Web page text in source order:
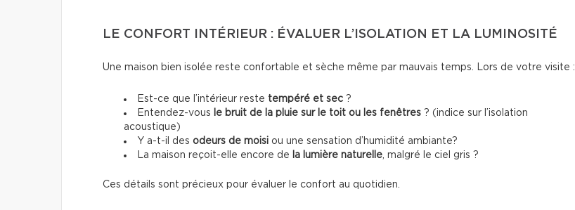
LE CONFORT INTÉRIEUR : ÉVALUER L’ISOLATION ET LA LUMINOSITÉ
Une maison bien isolée reste confortable et sèche même par mauvais temps. Lors de votre visite :
Est-ce que l’intérieur reste tempéré et sec ?
Entendez-vous
le bruit de la pluie sur le toit ou les fenêtres ? (indice sur l’isolation
acoustique)
Y a-t-il des odeurs de moisi ou une sensation d’humidité ambiante?
La maison reçoit-elle encore de la lumière naturelle, malgré le ciel gris ?
Ces détails sont précieux pour évaluer le confort au quotidien.